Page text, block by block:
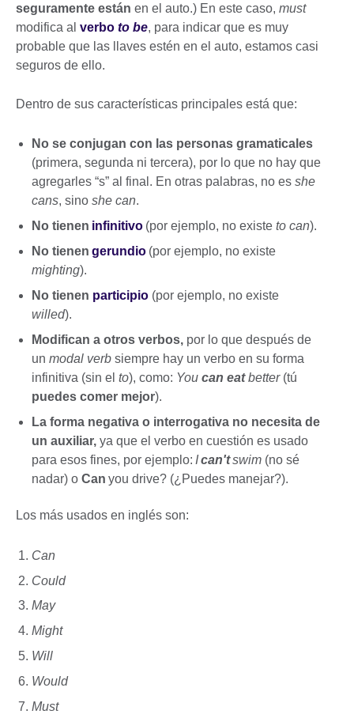
seguramente están en el auto.) En este caso, must
modifica al verbo to be, para indicar que es muy
probable que las llaves estén en el auto, estamos casi
seguros de ello.
Dentro de sus características principales está que:
No se conjugan con las personas gramaticales
(primera, segunda ni tercera), por lo que no hay que
agregarles “s” al final. En otras palabras, no es she
cans, sino she can.
No tienen infinitivo (por ejemplo, no existe to can).
No tienen gerundio (por ejemplo, no existe
mighting).
No tienen participio (por ejemplo, no existe
willed).
Modifican a otros verbos, por lo que después de
un modal verb siempre hay un verbo en su forma
infinitiva (sin el to), como: You can eatbetter(tú
puedes comer mejor).
La forma negativa o interrogativa no necesita de
un auxiliar, ya que el verbo en cuestión es usado
para esos fines, por ejemplo: Ican'tswim (no sé
nadar) o Can you drive? (¿Puedes manejar?).
Los más usados en inglés son:
Can
Could
May
Might
Will
Would
Must